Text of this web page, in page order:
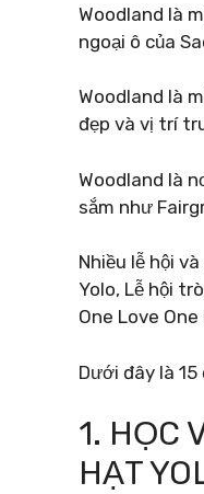
Woodland là
ngoại ô của
Woodland là
đẹp và vị trí
Woodland là
sắm như
Nhiều lễ hội
Yolo, Lễ hội
One Love
Dưới đây là
1. HỌC
HẠT